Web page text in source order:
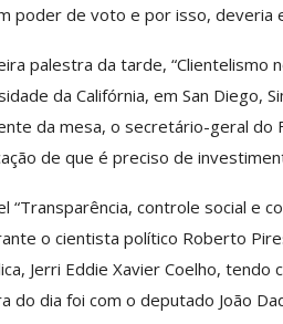
poder de voto e por isso, deveria
palestra da tarde, “Clientelismo
da Califórnia, em San Diego,
da mesa, o secretário-geral do
de que é preciso de
“Transparência, controle social e
o cientista político Roberto
Jerri Eddie Xavier Coelho,
do dia foi com o deputado João
ASSECOR
Negociação
Comunicacao